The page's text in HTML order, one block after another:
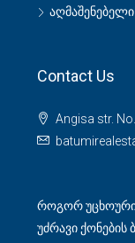
აღმაშენებელი
Contact Us
Angisa str.
როგორ უცხოური
უძრავი ქონების